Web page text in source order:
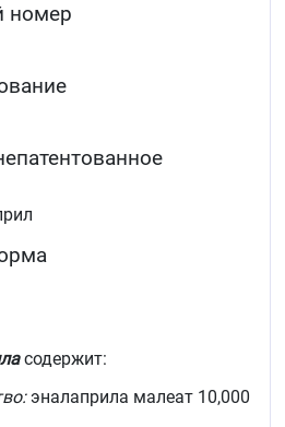
номер
содержит:
эналаприла малеат 10,000